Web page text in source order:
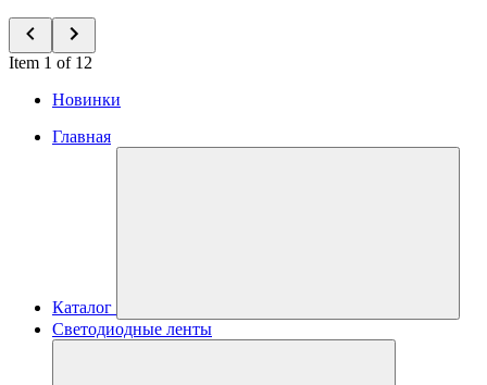
Item 1 of 12
Новинки
Главная
Каталог
Светодиодные ленты